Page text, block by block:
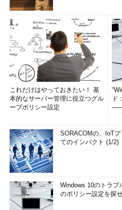
これだけはやっておきたい！ 基
本的なサーバー管理に役立つグル
ープポリシー設定
ド
――
SORACOMの、IoT
てのインパクト (1/2)
Windows 10のトラ
のポリシー設定を探